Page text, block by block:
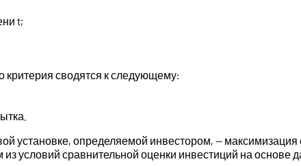
t;
критерия сводятся к следующему:
установке, определяемой инвестором, —
условий сравнительной оценки инвестиций на основе